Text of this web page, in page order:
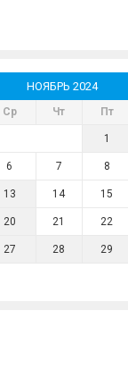
НОЯБРЬ 2024
Ср Чт Пт
1
6 7 8
13 14 15
20 21 22
27 28 29